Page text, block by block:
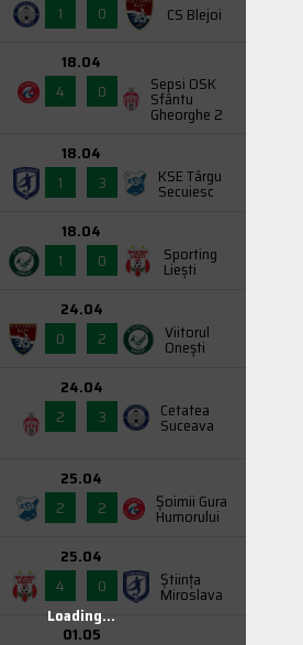
1
0 CS Blejoi
18.04
4
0 Sepsi OSK
Sfântu
Gheorghe 2
18.04
1
3 KSE Târgu
Secuiesc
18.04
1
0 Sporting
Liești
24.04
0
2 Viitorul
Onești
24.04
2
3 Cetatea
Suceava
25.04
2
2 Şoimii Gura
Humorului
25.04
4
0 Știința
Miroslava
01.05
Loading...